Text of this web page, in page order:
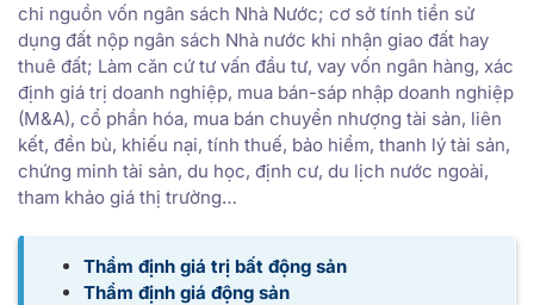
chi nguồn vốn ngân sách Nhà Nước; cơ sở tính tiền sử
dụng đất nộp ngân sách Nhà nước khi nhận giao đất hay
thuê đất; Làm căn cứ tư vấn đầu tư, vay vốn ngân hàng, xác
định giá trị doanh nghiệp, mua bán-sáp nhập doanh nghiệp
(M&A), cổ phần hóa, mua bán chuyển nhượng tài sản, liên
kết, đền bù, khiếu nại, tính thuế, bảo hiểm, thanh lý tài sản,
chứng minh tài sản, du học, định cư, du lịch nước ngoài,
tham khảo giá thị trường…
Thẩm định giá trị bất động sản
Thẩm định giá động sản